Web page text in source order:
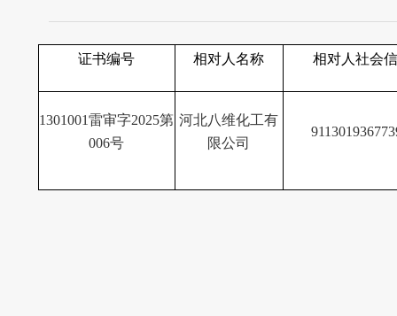
证书编号 相对人名称 相对人社会
1301001雷审字2025第
006号
河北八维化工有
限公司